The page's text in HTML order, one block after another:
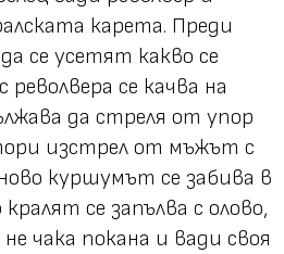
карета. Преди
се усетят какво се
се качва на
да стреля от упор
изстрел от мъжът с
куршумът се забива в
се запълва с олово,
чака покана и вади своя